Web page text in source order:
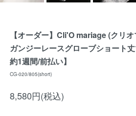
【オーダー】Cli'O mariage (クリ
ガンジーレースグローブショート
約1週間/前払い】
CG-020/805(short)
8,580円(税込)